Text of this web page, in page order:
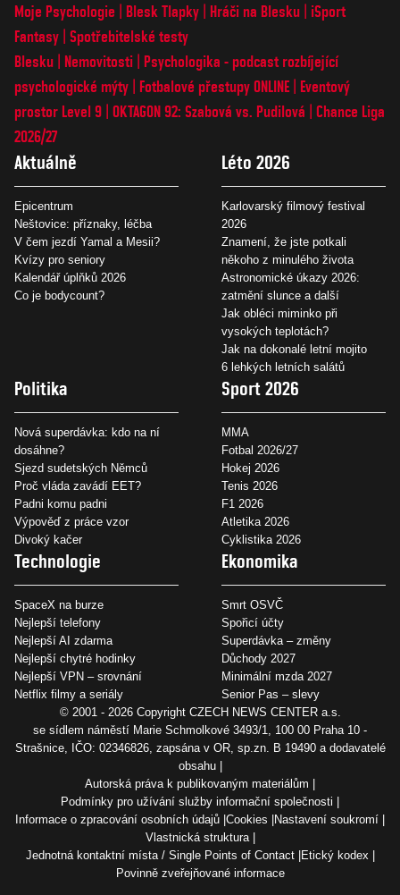
Moje Psychologie Blesk Tlapky Hráči na Blesku
iSport
Fantasy Spotřebitelské testy
Blesku
Nemovitosti
Psychologika - podcast rozbíjející
psychologické mýty
Fotbalové přestupy ONLINE
Eventový
prostor Level 9 OKTAGON 92: Szabová vs. Pudilová
Chance Liga
2026/27
Aktuálně
Epicentrum
Neštovice: příznaky, léčba
V čem jezdí Yamal a Mesii?
Kvízy pro seniory
Kalendář úplňků 2026
Co je bodycount?
Léto 2026
Karlovarský filmový festival
2026
Znamení, že jste potkali
někoho z minulého života
Astronomické úkazy 2026:
zatmění slunce a další
Jak obléci miminko při
vysokých teplotách?
Jak na dokonalé letní mojito
6 lehkých letních salátů
Politika
Nová superdávka: kdo na ní
dosáhne?
Sjezd sudetských Němců
Proč vláda zavádí EET?
Padni komu padni
Výpověď z práce vzor
Divoký kačer
Sport 2026
MMA
Fotbal 2026/27
Hokej 2026
Tenis 2026
F1 2026
Atletika 2026
Cyklistika 2026
Technologie
SpaceX na burze
Nejlepší telefony
Nejlepší AI zdarma
Nejlepší chytré hodinky
Nejlepší VPN – srovnání
Netflix filmy a seriály
Ekonomika
Smrt OSVČ
Spořicí účty
Superdávka – změny
Důchody 2027
Minimální mzda 2027
Senior Pas – slevy
© 2001 - 2026 Copyright CZECH NEWS CENTER a.s.
se sídlem náměstí Marie Schmolkové 3493/1, 100 00 Praha 10 -
Strašnice, IČO: 02346826, zapsána v OR, sp.zn. B 19490 a dodavatelé
obsahu
Autorská práva k publikovaným materiálům
Podmínky pro užívání služby informační společnosti
Informace o zpracování osobních údajů Cookies Nastavení soukromí
Vlastnická struktura
Jednotná kontaktní místa / Single Points of Contact Etický kodex
Povinně zveřejňované informace